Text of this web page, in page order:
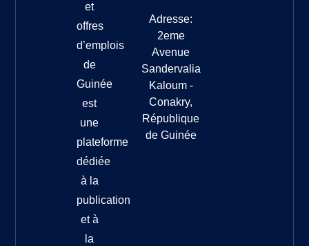
et
offres
d’emplois
de
Guinée
est
une
plateforme
dédiée
à la
publication
et à
la
Adresse:
2eme
Avenue
Sandervalia
Kaloum -
Conakry,
République
de Guinée